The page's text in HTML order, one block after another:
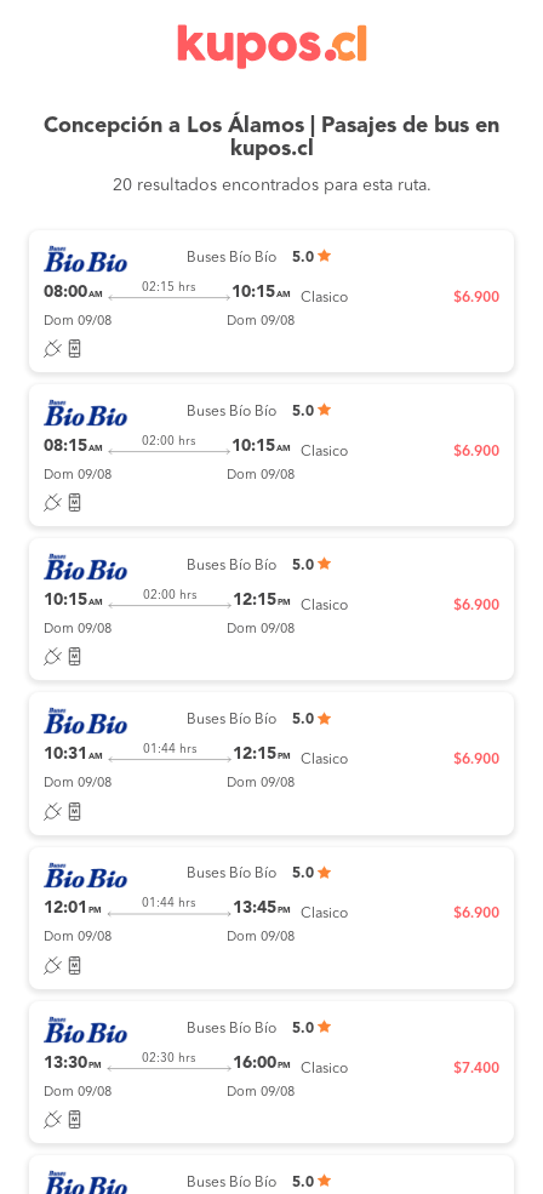
Concepción a Los Álamos | Pasajes de bus en
kupos.cl
20 resultados encontrados para esta ruta.
Buses Bío Bío 5.0
08:00AM
02:15 hrs 10:15AM
Dom 09/08 Dom 09/08
Clasico $6.900
Buses Bío Bío 5.0
08:15AM
02:00 hrs 10:15AM
Dom 09/08 Dom 09/08
Clasico $6.900
Buses Bío Bío 5.0
10:15AM
02:00 hrs 12:15 PM
Dom 09/08 Dom 09/08
Clasico $6.900
Buses Bío Bío 5.0
10:31 AM
01:44 hrs 12:15 PM
Dom 09/08 Dom 09/08
Clasico $6.900
Buses Bío Bío 5.0
12:01 PM
01:44 hrs 13:45 PM
Dom 09/08 Dom 09/08
Clasico $6.900
Buses Bío Bío 5.0
13:30 PM
02:30 hrs 16:00 PM
Dom 09/08 Dom 09/08
Clasico $7.400
Buses Bío Bío 5.0